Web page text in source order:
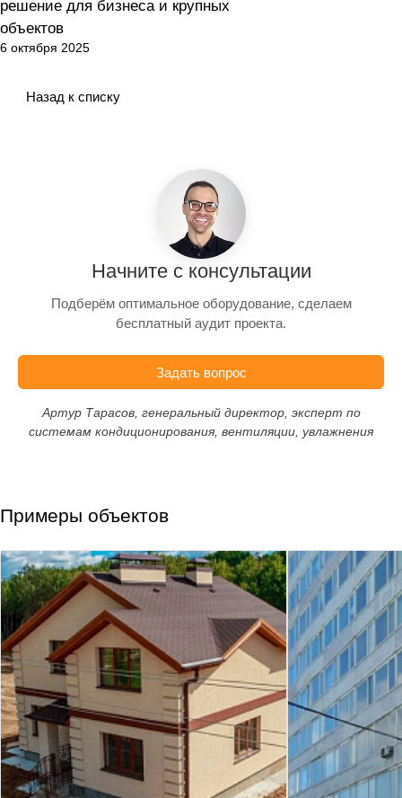
решение для бизнеса и крупных
объектов
6 октября 2025
Назад к списку
Начните с консультации
Подберём оптимальное оборудование, сделаем
бесплатный аудит проекта.
Задать вопрос
Артур Тарасов, генеральный директор, эксперт по
системам кондиционирования, вентиляции, увлажнения
Примеры объектов